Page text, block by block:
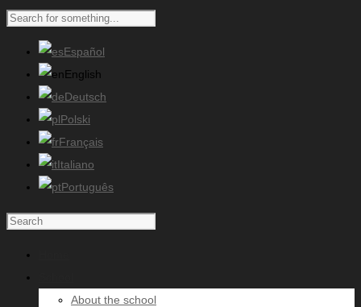
Español
English
Deutsch
Polski
Français
Italiano
Português
About the school